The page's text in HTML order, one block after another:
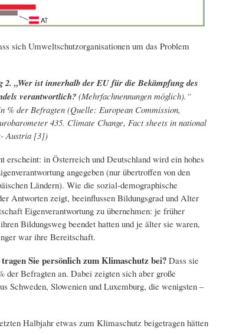
sich Umweltschutzorganisationen um das Problem
2. „Wer ist innerhalb der EU für die Bekämpfung des
verantwortlich? (Mehrfachnennungen möglich).“
% der Befragten (Quelle: European Commission,
435. Climate Change, Fact sheets in national
Austria [3])
erscheint: in Österreich und Deutschland wird ein hohes
angegeben (nur übertroffen von den
Ländern). Wie die sozial-demographische
Antworten zeigt, beeinflussen Bildungsgrad und Alter
Eigenverantwortung zu übernehmen: je früher
Bildungsweg beendet hatten und je älter sie waren,
war ihre Bereitschaft.
Sie persönlich zum Klimaschutz bei? Dass sie
Befragten an. Dabei zeigten sich aber große
Schweden, Slowenien und Luxemburg, die wenigsten –
Halbjahr etwas zum Klimaschutz beigetragen hätten